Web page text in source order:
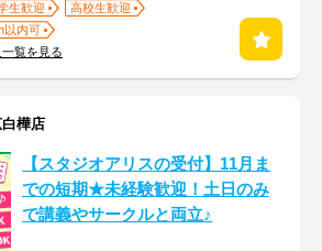
生歓迎
高校生歓迎
以内可
覧を見る
樺店
【スタジオアリスの受付】11月ま
での短期★未経験歓迎！土日のみ
で講義やサークルと両立♪